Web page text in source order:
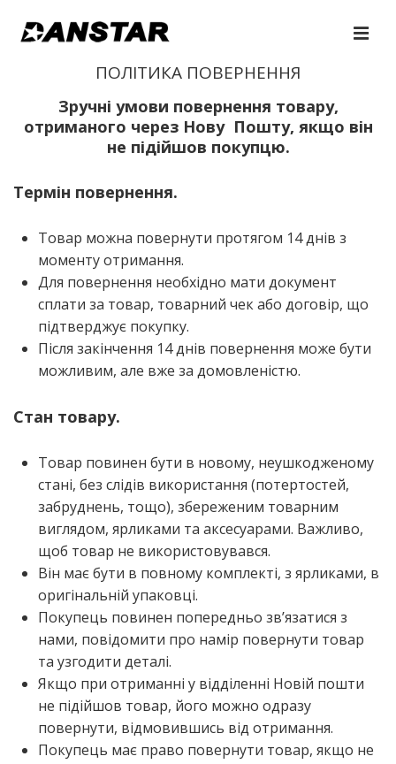
Перейти
ПОЛІТИКА ПОВЕРНЕННЯ
Зручні умови повернення товару,
отриманого через Нову Пошту, якщо він
не підійшов покупцю.
Термін повернення.
Товар можна повер­ну­ти про­тя­гом 14 днів з
момен­ту отримання.
Для повер­не­н­ня необ­хі­дно мати доку­мент
спла­ти за товар, товар­ний чек або дого­вір, що
під­твер­джує покупку.
Після закін­че­н­ня 14 днів повер­не­н­ня може бути
можли­вим, але вже за домовленістю.
Стан товару.
Товар пови­нен бути в ново­му, неу­шко­дже­но­му
ста­ні, без слі­дів вико­ри­ста­н­ня (потер­то­стей,
забру­днень, тощо), збе­ре­же­ним товар­ним
вигля­дом, ярли­ка­ми та аксе­су­а­ра­ми. Важли­во,
щоб товар не використовувався.
Він має бути в пов­но­му ком­пле­кті, з ярли­ка­ми, в
ори­гі­наль­ній упаковці.
Поку­пець пови­нен попе­ре­дньо зв’я­за­ти­ся з
нами, пові­до­ми­ти про намір повер­ну­ти товар
та узго­ди­ти деталі.
Якщо при отри­ман­ні у від­ді­лен­ні Новій пошти
не піді­йшов товар, його можно одра­зу
повер­ну­ти, від­мо­вив­шись від отримання.
Поку­пець має пра­во повер­ну­ти товар, якщо не